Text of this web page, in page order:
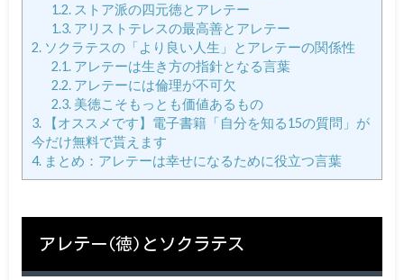
1.2.ストア派の四元徳とアレテー
1.3.アリストテレスの最高善とアレテー
2.ソクラテスの「より良い人生」とアレテーの関係性
2.1.アレテーは生き方の指針となる言葉
2.2.アレテーには倫理が不可欠
2.3.美徳こそもっとも価値あるもの
3.【オススメです】電子書籍「自分を知る15の質問」が
今だけ無料で貰えます
4.まとめ：アレテーは幸せになるために役立つ言葉
アレテー(徳)とソクラテス